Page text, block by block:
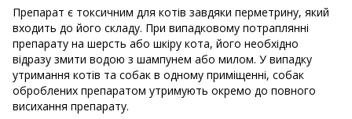
Препарат є токсичним для котів завдяки перметрину, який
входить до його складу. При випадковому потраплянні
препарату на шерсть або шкіру кота, його необхідно
відразу змити водою з шампунем або милом. У випадку
утримання котів та собак в одному приміщенні, собак
оброблених препаратом утримують окремо до повного
висихання препарату.